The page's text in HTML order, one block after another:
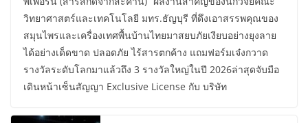
วิทยาศาสตร์และเทคโนโลยี มทร.ธัญบุรี ที่ดึงเอาสรรพคุณของ
สมุนไพรและเครื่องเทศพื้นบ้านไทยมาสยบภัยเงียบอย่างยุงลาย
ได้อย่างเด็ดขาด ปลอดภัย ไร้สารตกค้าง แถมฟอร์มเจ๋งกวาด
รางวัลระดับโลกมาแล้วถึง 3 รางวัลใหญ่ในปี 2026ล่าสุดจับมือ
เดินหน้าเซ็นสัญญา Exclusive License กับ บริษัท